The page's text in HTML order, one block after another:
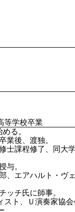
等学校卒業
る。
業後、渡独。
士課程修了、同大
与。
、エアハルト・ヴ
ッチ氏に師事。
ト、Ｕ演奏家協